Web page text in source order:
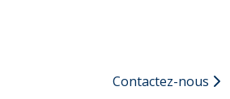
Contactez-nous